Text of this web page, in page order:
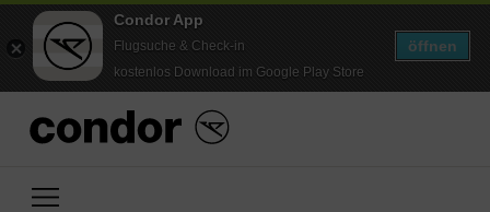
Condor App
Flugsuche & Check-in
kostenlos Download im Google Play Store
öffnen